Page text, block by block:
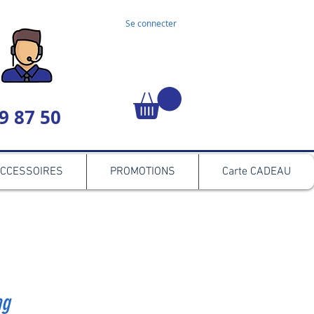
Se connecter
87 50
PROMOTIONS Carte CADEAU